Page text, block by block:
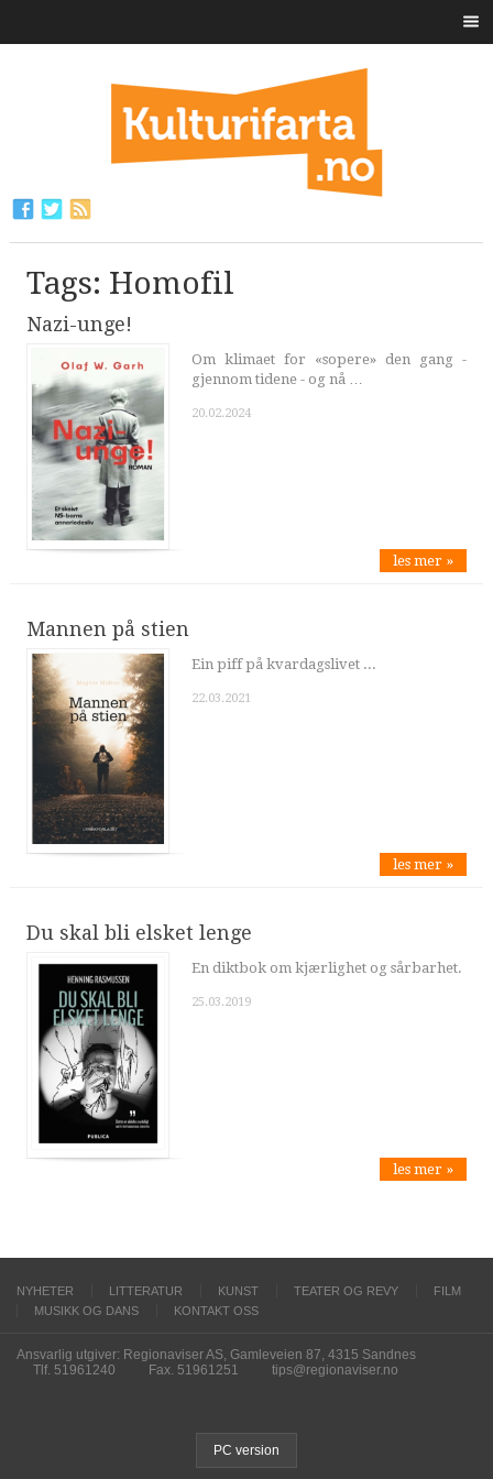
Tags: Homofil
Nazi-unge!
Om klimaet for «sopere» den gang -
gjennom tidene - og nå …
20.02.2024
les mer »
Mannen på stien
Ein piff på kvardagslivet ...
22.03.2021
les mer »
Du skal bli elsket lenge
En diktbok om kjærlighet og sårbarhet.
25.03.2019
les mer »
NYHETER LITTERATUR KUNST TEATER OG REVY
FILM
MUSIKK OG DANS
KONTAKT OSS
Ansvarlig utgiver: Regionaviser AS, Gamleveien 87, 4315 Sandnes
Tlf. 51961240
Fax. 51961251 tips@regionaviser.no
PC version